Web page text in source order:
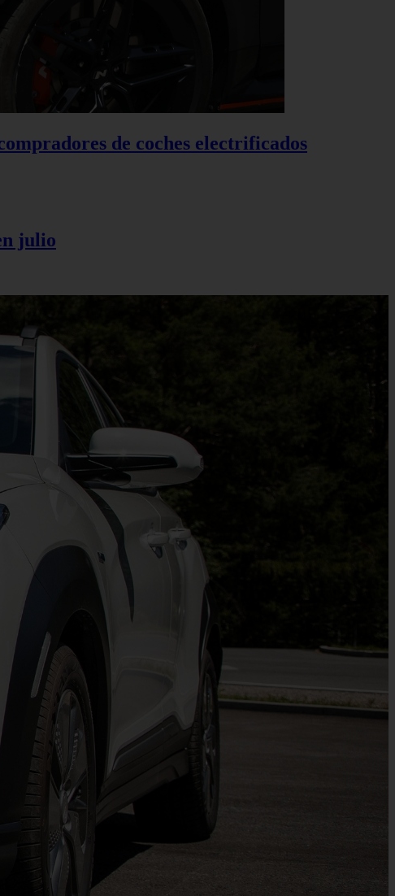
de coches electrificados
julio